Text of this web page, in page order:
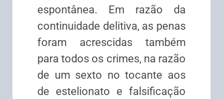
espontânea. Em razão da
continuidade delitiva, as penas
foram acrescidas também
para todos os crimes, na razão
de um sexto no tocante aos
de estelionato e falsificação